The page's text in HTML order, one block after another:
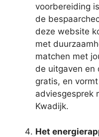
voorbereiding
de
deze website
met
matchen met
de uitgaven en
gratis, en
adviesgesprek
Kwadijk.
Het